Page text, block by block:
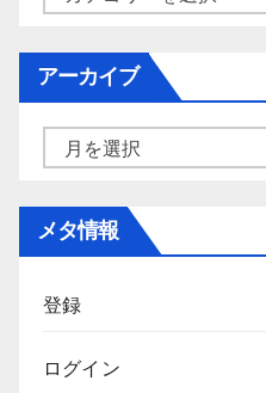
ー
アーカイブ
メタ情報
登録
ログイン